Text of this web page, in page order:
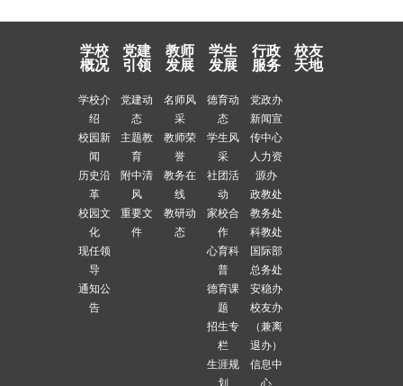
学校
概况
学校介
绍
校园新
闻
历史沿
革
校园文
化
现任领
导
通知公
告
党建
引领
党建动
态
主题教
育
附中清
风
重要文
件
教师
发展
名师风
采
教师荣
誉
教务在
线
教研动
态
学生
发展
德育动
态
学生风
采
社团活
动
家校合
作
心育科
普
德育课
题
招生专
栏
生涯规
划
行政
服务
党政办
新闻宣
传中心
人力资
源办
政教处
教务处
科教处
国际部
总务处
安稳办
校友办
（兼离
退办）
信息中
心
校友
天地